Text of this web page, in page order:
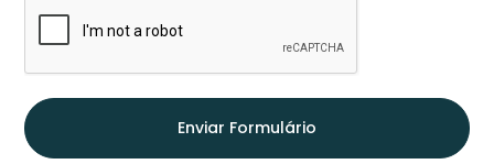
Enviar Formulário